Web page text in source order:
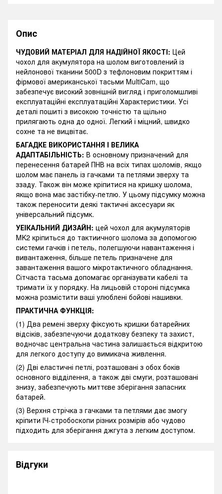
Опис
ЧУДОВИЙ МАТЕРІАЛ ДЛЯ НАДІЙНОЇ ЯКОСТІ: Цей
чохол для акумулятора на шолом виготовлений із
нейлонової тканини 500D з тефлоновим покриттям і
фірмової американської тасьми MultiCam, що
забезпечує високий зовнішній вигляд і приголомшливі
експлуатаційні експлуатаційні Характеристики. Усі
деталі пошиті з високою точністю та щільно
прилягають одна до одної. Легкий і міцний, швидко
сохне та не вицвітає.
БАГАДКЕ ВИКОРИСТАННЯ І ВЕЛИКА
АДАПТАБІЛЬНІСТЬ: В основному призначений для
перенесення батарей ПНВ на всіх типах шоломів, якщо
шолом має панель із гачками та петлями зверху та
ззаду. Також він може кріпитися на кришку шолома,
якщо вона має застібку-петлю. У цьому підсумку можна
також переносити деякі тактичні аксесуари як
універсальний підсумк.
УЕІКАЛЬНИЙ ДИЗАЙН: цей чохол для акумуляторів
MK2 кріпиться до тактиичного шолома за допомогою
системи гачків і петель, полегшуючи навантаження і
вивантаження, більше петель призначене для
завантаження вашого мікротактичного обладнання.
Сітчаста тасьма допомагає організувати кабелі та
тримати їх у порядку. На лицьовій стороні підсумка
можна розмістити ваші улюблені бойові нашивки.
ПРАКТИЧНА ФУНКЦІЯ:
(1) Два ремені зверху фіксують кришки батарейних
відсіків, забезпечуючи додаткову безпеку та захист,
водночас центральна частина залишається відкритою
для легкого доступу до вимикача живлення.
(2) Дві еластичні петлі, розташовані з обох боків
основного відділення, а також дві смуги, розташовані
знизу, забезпечують миттєве зберігання запасних
батарей.
(3) Верхня стрічка з гачками та петлями дає змогу
кріпити ІЧ-стробоскопи різних розмірів або чудово
підходить для зберігання джгута з легким доступом.
Відгуки